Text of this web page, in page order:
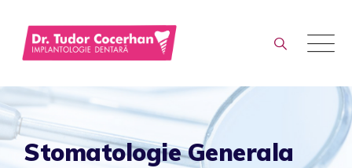
content
Stomatologie Generala